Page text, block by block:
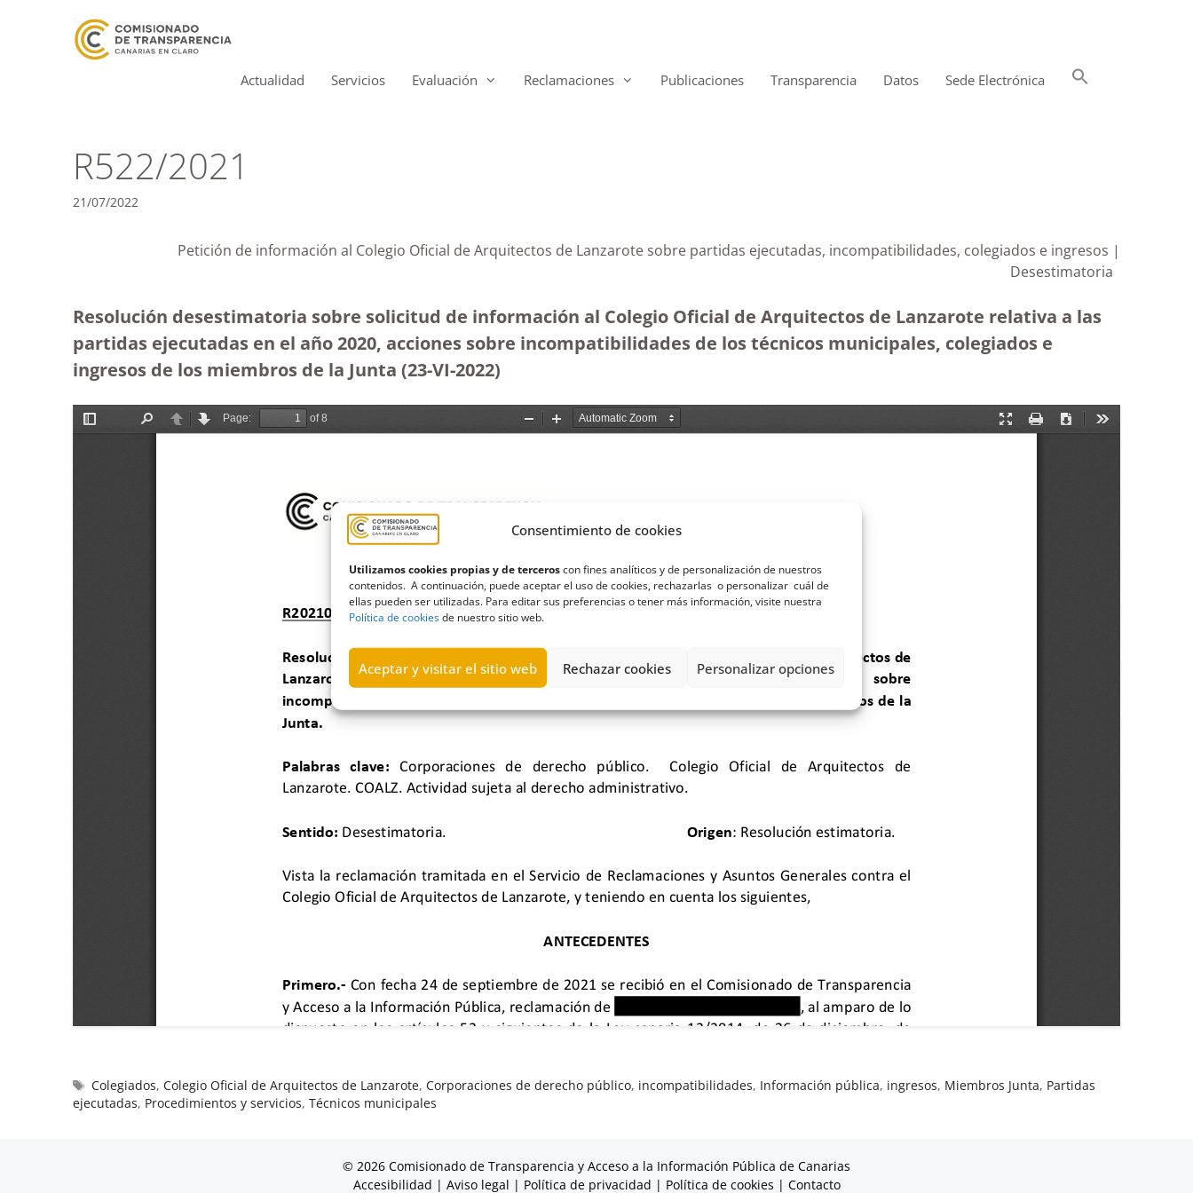
Consentimiento de cookies
Utilizamos cookies propias y de terceroscon fines analíticos y de personalización de nuestros
contenidos. A continuación, puede aceptar el uso de cookies, rechazarlas o personalizar cuál de
ellas pueden ser utilizadas. Para editar sus preferencias o tener más información, visite nuestra
Política de cookiesde nuestro sitio web.
Aceptar y visitar el sitio web Rechazar cookies Personalizar opciones
Actualidad Servicios Evaluación Reclamaciones Publicaciones Transparencia Datos Sede Electrónica
R522/2021
21/07/2022
Petición de información al Colegio Oficial de Arquitectos de Lanzarote sobre partidas ejecutadas, incompatibilidades, colegiados e ingresos |
Desestimatoria
Resolución desestimatoria sobre solicitud de información al Colegio Oficial de Arquitectos de Lanzarote relativa a las
partidas ejecutadas en el año 2020, acciones sobre incompatibilidades de los técnicos municipales, colegiados e
ingresos de los miembros de la Junta (23-VI-2022)
Colegiados,Colegio Oficial de Arquitectos de Lanzarote,Corporaciones de derecho público, incompatibilidades, Información pública, ingresos, Miembros Junta, Partidas
ejecutadas, Procedimientos y servicios, Técnicos municipales
© 2026 Comisionado de Transparencia y Acceso a la Información Pública de Canarias
Accesibilidad | Aviso legal | Política de privacidad | Política de cookies | Contacto